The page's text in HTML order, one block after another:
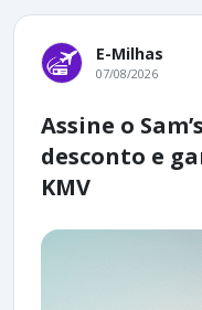
E-Milhas
07/08/2026
Assine o
desconto e
KMV